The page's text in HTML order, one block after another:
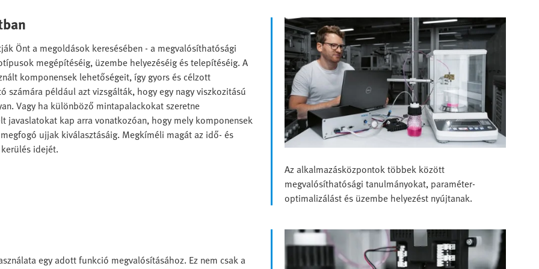
Önt a megoldások keresésében - a megvalósíthatósági
megépítéséig, üzembe helyezéséig és telepítéséig. A
komponensek lehetőségeit, így gyors és célzott
számára például azt vizsgálták, hogy egy nagy viszkozitású
Vagy ha különböző mintapalackokat szeretne
kap arra vonatkozóan, hogy mely komponensek
ujjak kiválasztásáig. Megkíméli magát az idő- és
idejét.
Az alkalmazásközpontok többek között
megvalósíthatósági tanulmányokat, paraméter-
optimalizálást és üzembe helyezést nyújtanak.
egy adott funkció megvalósításához. Ez nem csak a